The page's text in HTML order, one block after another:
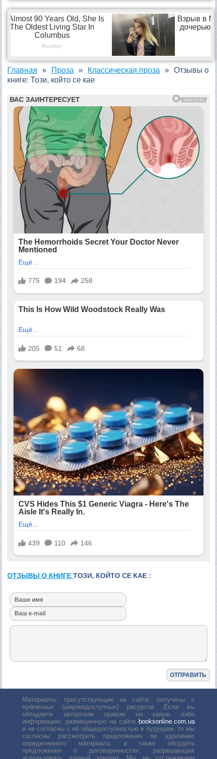
Главная Проза Классическая проза
Отзывы о
книге: Този, който се кае
ОТЗЫВЫ О КНИГЕТОЗИ, КОЙТО СЕ КАЕ :
Материалы, присутствующие на сайте, получены с
публичных (широкодоступных) ресурсов. Если вы
обладаете авторским правом на какую либо
информацию, размещенную на сайте booksonline.com.ua
и не согласны с её общедоступностью в будущем, то мы
согласны рассмотреть предложения по удалению
определенного материала, а также обсудить
предложения о договоренностях, разрешающих
использовать данный контент. Мы не отслеживаем